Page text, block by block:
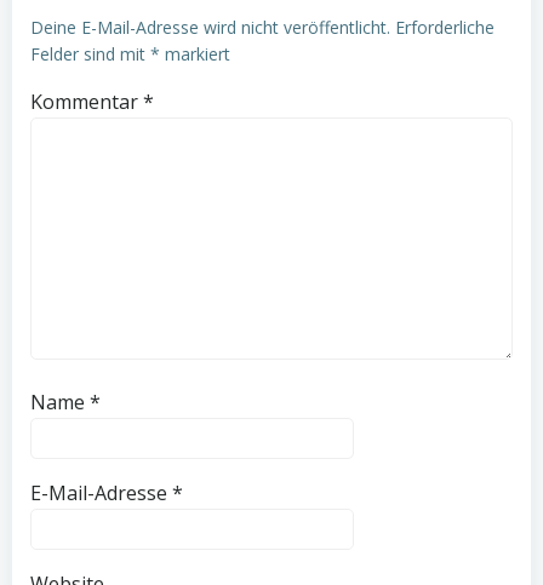
Deine E-Mail-Adresse wird nicht veröffentlicht. Erforderliche
Felder sind mit * markiert
Kommentar*
Name *
E-Mail-Adresse *